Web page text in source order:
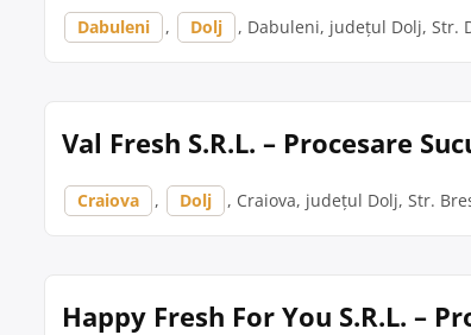
Dabuleni , Dolj , Dabuleni, județul Dolj, Str.
Val Fresh S.R.L. – Procesare
Craiova , Dolj , Craiova, județul Dolj, Str.
Happy Fresh For You S.R.L. –